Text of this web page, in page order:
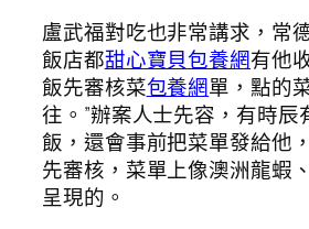
盧武福對吃也非常講求，常
飯店都甜心寶貝包養網有他
飯先審核菜包養網單，點的
往。”辦案人士先容，有時辰
飯，還會事前把菜單發給他
先審核，菜單上像澳洲龍蝦
呈現的。